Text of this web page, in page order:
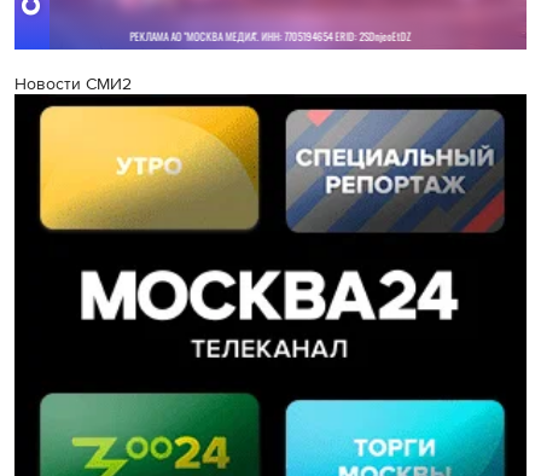
Новости СМИ2